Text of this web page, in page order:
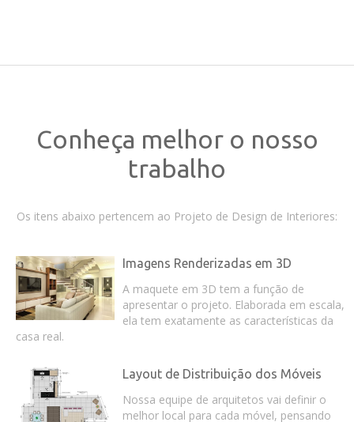
Conheça melhor o nosso
trabalho
Os itens abaixo pertencem ao Projeto de Design de Interiores:
Imagens Renderizadas em 3D
A maquete em 3D tem a função de
apresentar o projeto. Elaborada em escala,
ela tem exatamente as características da
casa real.
Layout de Distribuição dos Móveis
Nossa equipe de arquitetos vai definir o
melhor local para cada móvel, pensando